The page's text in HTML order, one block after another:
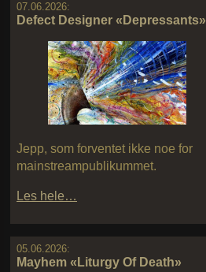
07.06.2026:
Defect Designer «Depressants»
Jepp, som forventet ikke noe for
mainstreampublikummet.
Les hele…
05.06.2026:
Mayhem «Liturgy Of Death»